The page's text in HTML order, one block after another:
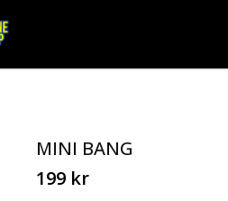
MINI BANG
199 kr